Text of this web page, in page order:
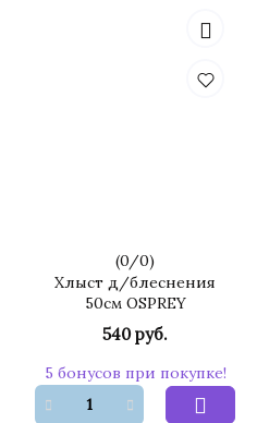
(0/0)
Хлыст д/блеснения
50см OSPREY
540 руб.
5 бонусов при покупке!